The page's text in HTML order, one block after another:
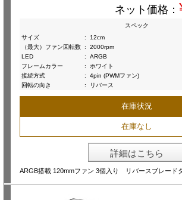
ネット価格：
スペック
サイズ
:
12cm
（最大）ファン回転数 :
2000rpm
LED
:
ARGB
フレームカラー
:
ホワイト
接続方式
:
4pin (PWMファン)
回転の向き
: リバース
在庫状況
在庫なし
詳細はこちら
ARGB搭載 120mmファン 3個入り リバースブレード